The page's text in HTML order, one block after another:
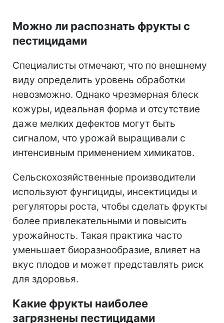
Можно ли распознать фрукты с
пестицидами
Специалисты отмечают, что по внешнему
виду определить уровень обработки
невозможно. Однако чрезмерная блеск
кожуры, идеальная форма и отсутствие
даже мелких дефектов могут быть
сигналом, что урожай выращивали с
интенсивным применением химикатов.
Сельскохозяйственные производители
используют фунгициды, инсектициды и
регуляторы роста, чтобы сделать фрукты
более привлекательными и повысить
урожайность. Такая практика часто
уменьшает биоразнообразие, влияет на
вкус плодов и может представлять риск
для здоровья.
Какие фрукты наиболее
загрязнены пестицидами